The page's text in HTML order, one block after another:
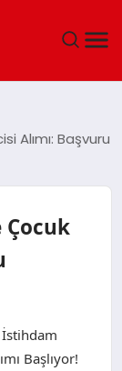
Alımı: Başvuru
Çocuk
İstihdam
Başlıyor!